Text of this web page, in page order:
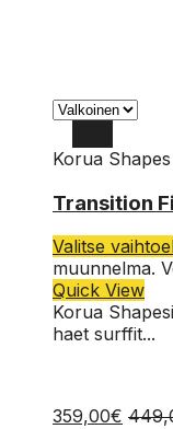
157
160
Korua Shapes
Transition
Valitse
muunnelma.
Quick View
Korua
haet surffit...
359,00€